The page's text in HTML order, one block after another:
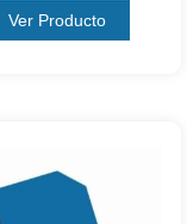
Ver Producto